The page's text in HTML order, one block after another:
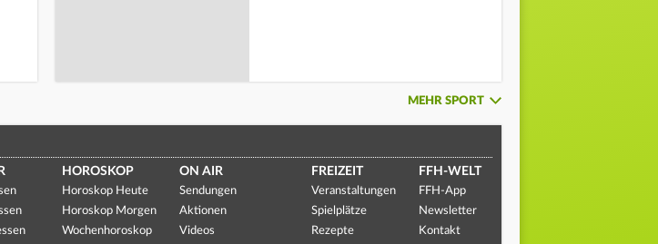
MEHR SPORT
HOROSKOP
Horoskop Heute
Horoskop Morgen
Wochenhoroskop
ON AIR
Sendungen
Aktionen
Videos
FREIZEIT
Veranstaltungen
Spielplätze
Rezepte
FFH-WELT
FFH-App
Newsletter
Kontakt